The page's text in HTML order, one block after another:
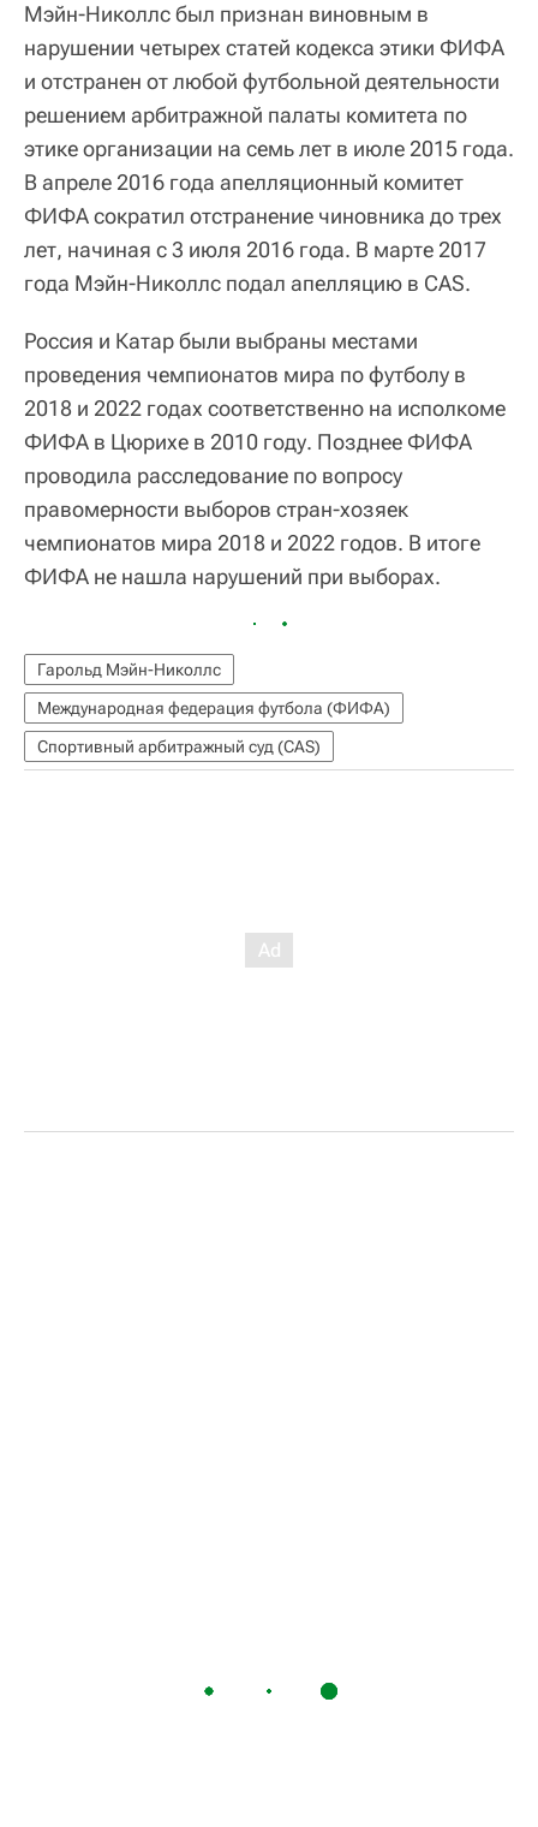
Мэйн-Николлс был признан виновным в
нарушении четырех статей кодекса этики ФИФА
и отстранен от любой футбольной деятельности
решением арбитражной палаты комитета по
этике организации на семь лет в июле 2015 года.
В апреле 2016 года апелляционный комитет
ФИФА сократил отстранение чиновника до трех
лет, начиная с 3 июля 2016 года. В марте 2017
года Мэйн-Николлс подал апелляцию в CAS.
Россия и Катар были выбраны местами
проведения чемпионатов мира по футболу в
2018 и 2022 годах соответственно на исполкоме
ФИФА в Цюрихе в 2010 году. Позднее ФИФА
проводила расследование по вопросу
правомерности выборов стран-хозяек
чемпионатов мира 2018 и 2022 годов. В итоге
ФИФА не нашла нарушений при выборах.
Гарольд Мэйн-Николлс
Международная федерация футбола (ФИФА)
Спортивный арбитражный суд (CAS)